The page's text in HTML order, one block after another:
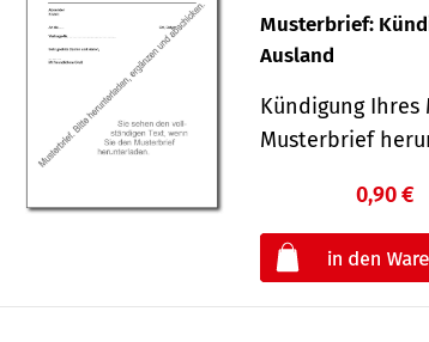
Musterbrief:
Ausland
Kündigung Ihres
Musterbrief
0,90 €